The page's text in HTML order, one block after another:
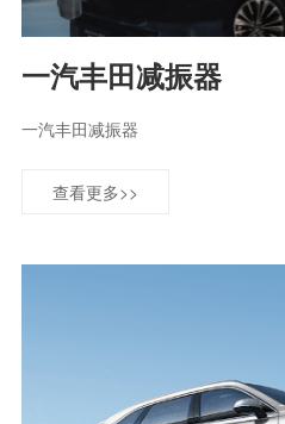
一汽丰田减振器
一汽丰田减振器
查看更多>>